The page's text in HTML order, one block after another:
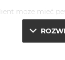
może mieć